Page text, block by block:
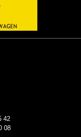
42
08